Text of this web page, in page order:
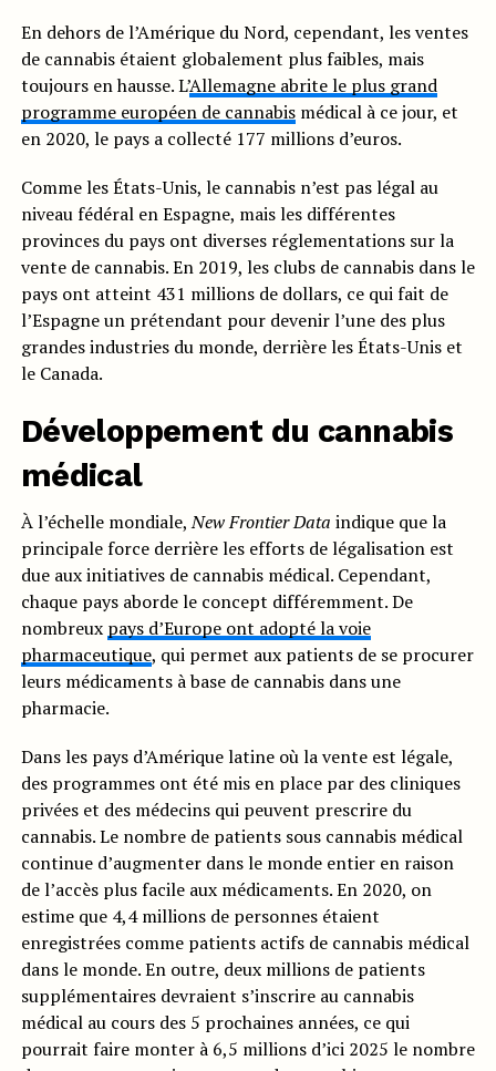
En dehors de l’Amérique du Nord, cependant, les ventes
de cannabis étaient globalement plus faibles, mais
toujours en hausse. L’Allemagne abrite le plus grand
programme européen de cannabismédical à ce jour, et
en 2020, le pays a collecté 177 millions d’euros.
Comme les États-Unis, le cannabis n’est pas légal au
niveau fédéral en Espagne, mais les différentes
provinces du pays ont diverses réglementations sur la
vente de cannabis. En 2019, les clubs de cannabis dans le
pays ont atteint 431 millions de dollars, ce qui fait de
l’Espagne un prétendant pour devenir l’une des plus
grandes industries du monde, derrière les États-Unis et
le Canada.
Développement du cannabis
médical
À l’échelle mondiale,New Frontier Data indique que la
principale force derrière les efforts de légalisation est
due aux initiatives de cannabis médical. Cependant,
chaque pays aborde le concept différemment. De
nombreux pays d’Europe ont adopté la voie
pharmaceutique, qui permet aux patients de se procurer
leurs médicaments à base de cannabis dans une
pharmacie.
Dans les pays d’Amérique latine où la vente est légale,
des programmes ont été mis en place par des cliniques
privées et des médecins qui peuvent prescrire du
cannabis. Le nombre de patients sous cannabis médical
continue d’augmenter dans le monde entier en raison
de l’accès plus facile aux médicaments. En 2020, on
estime que 4,4 millions de personnes étaient
enregistrées comme patients actifs de cannabis médical
dans le monde. En outre, deux millions de patients
supplémentaires devraient s’inscrire au cannabis
médical au cours des 5 prochaines années, ce qui
pourrait faire monter à 6,5 millions d’ici 2025 le nombre